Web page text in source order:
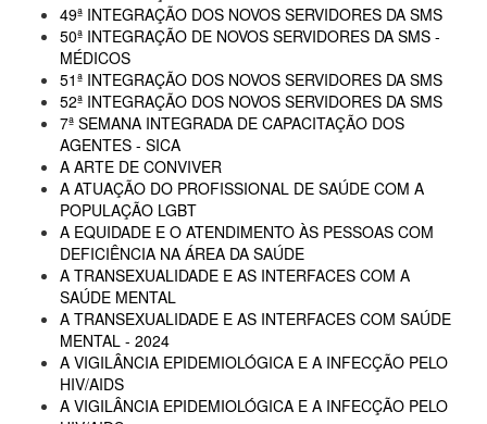
49ª INTEGRAÇÃO DOS NOVOS SERVIDORES DA SMS
50ª INTEGRAÇÃO DE NOVOS SERVIDORES DA SMS -
MÉDICOS
51ª INTEGRAÇÃO DOS NOVOS SERVIDORES DA SMS
52ª INTEGRAÇÃO DOS NOVOS SERVIDORES DA SMS
7ª SEMANA INTEGRADA DE CAPACITAÇÃO DOS
AGENTES - SICA
A ARTE DE CONVIVER
A ATUAÇÃO DO PROFISSIONAL DE SAÚDE COM A
POPULAÇÃO LGBT
A EQUIDADE E O ATENDIMENTO ÀS PESSOAS COM
DEFICIÊNCIA NA ÁREA DA SAÚDE
A TRANSEXUALIDADE E AS INTERFACES COM A
SAÚDE MENTAL
A TRANSEXUALIDADE E AS INTERFACES COM SAÚDE
MENTAL - 2024
A VIGILÂNCIA EPIDEMIOLÓGICA E A INFECÇÃO PELO
HIV/AIDS
A VIGILÂNCIA EPIDEMIOLÓGICA E A INFECÇÃO PELO